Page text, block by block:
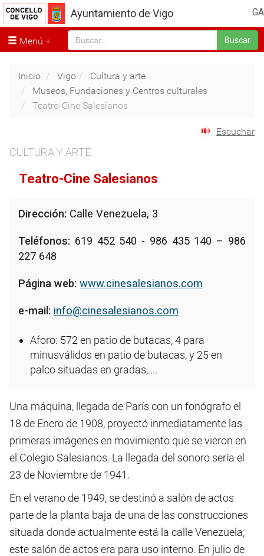
GA
Ayuntamiento de Vigo
Menú Buscar
Inicio Vigo
Cultura y arte
Museos, Fundaciones y Centros culturales
Teatro-Cine Salesianos
Escuchar
CULTURA Y ARTE
Teatro-Cine Salesianos
Dirección: Calle Venezuela, 3
Teléfonos: 619 452 540 - 986 435 140 – 986
227 648
Página web: www.cinesalesianos.com
e-mail: info@cinesalesianos.com
Aforo: 572 en patio de butacas, 4 para
minusválidos en patio de butacas, y 25 en
palco situadas en gradas,....
Una máquina, llegada de París con un fonógrafo el
18 de Enero de 1908, proyectó inmediatamente las
primeras imágenes en movimiento que se vieron en
el Colegio Salesianos. La llegada del sonoro sería el
23 de Noviembre de 1941.
En el verano de 1949, se destinó a salón de actos
parte de la planta baja de una de las construcciones
situada donde actualmente está la calle Venezuela;
este salón de actos era para uso interno. En julio de